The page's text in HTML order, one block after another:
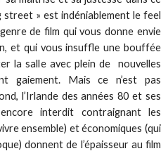
street » est indéniablement le feel
de film qui vous donne envie
et qui vous insuffle une bouffée
la salle avec plein de nouvelles
gaiement. Mais ce n’est pas
l’Irlande des années 80 et ses
interdit contraignant les
ensemble) et économiques (qui
donnent de l’épaisseur au film